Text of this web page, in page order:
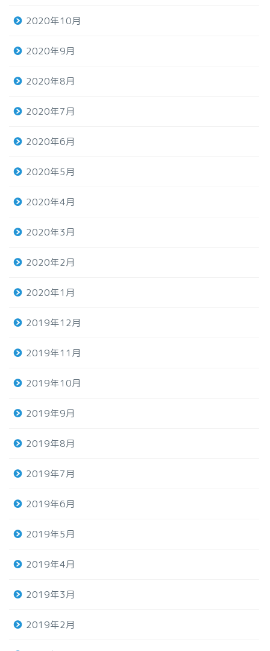
2020年10月
2020年9月
2020年8月
2020年7月
2020年6月
2020年5月
2020年4月
2020年3月
2020年2月
2020年1月
2019年12月
2019年11月
2019年10月
2019年9月
2019年8月
2019年7月
2019年6月
2019年5月
2019年4月
2019年3月
2019年2月